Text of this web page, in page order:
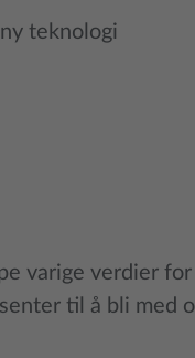
teknologi
varige verdier
til å bli med